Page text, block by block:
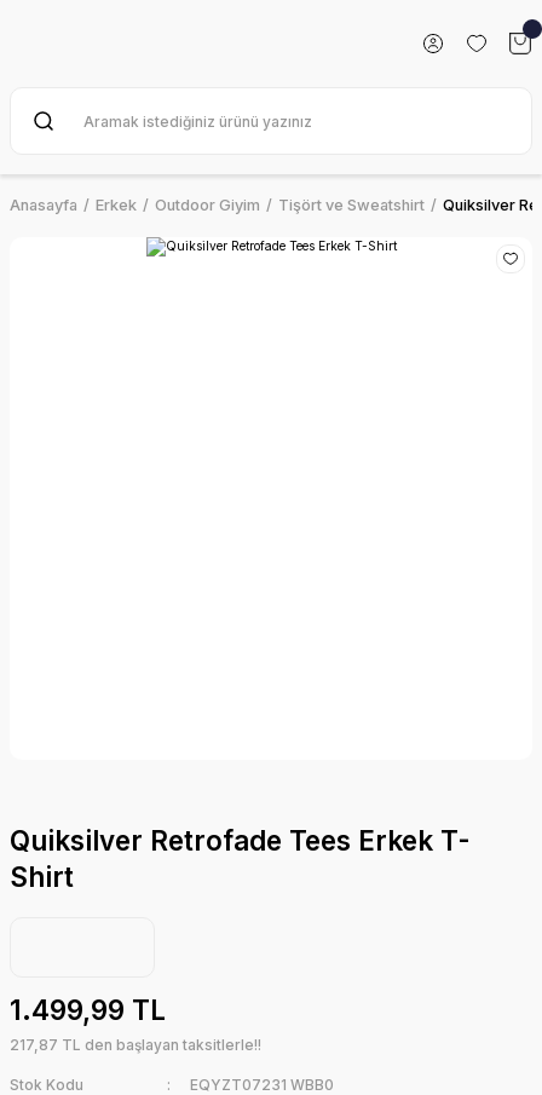
Anasayfa Erkek Outdoor Giyim Tişört ve Sweatshirt Quiksilver
Quiksilver Retrofade Tees Erkek T-
Shirt
1.499,99 TL
217,87 TL den başlayan taksitlerle!!
Stok Kodu
EQYZT07231 WBB0